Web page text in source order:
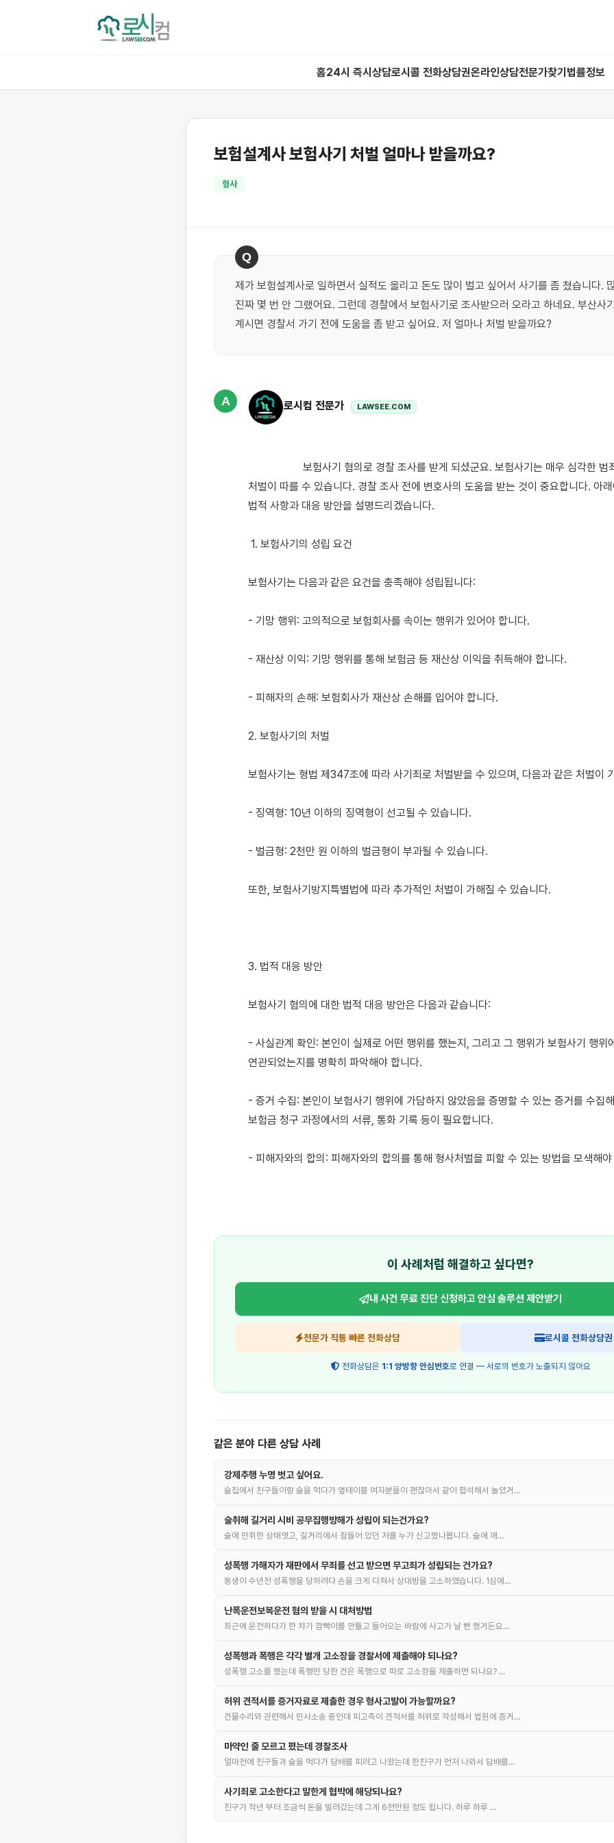
홈24시 즉시상담로시콜 전화상담권온라인상담전문가찾기 법률정보
보험설계사 보험사기 처벌 얼마나 받을까요?
형사
Q
제가 보험설계사로 일하면서 실적도 올리고 돈도 많이 벌고 싶어서 사기를 좀 쳤습니다.
진짜 몇 번 안 그랬어요. 그런데 경찰에서 보험사기로 조사받으러 오라고 하네요. 부산사
계시면 경찰서 가기 전에 도움을 좀 받고 싶어요. 저 얼마나 처벌 받을까요?
A 로시컴 전문가 LAWSEE.COM
처벌이 따를 수 있습니다. 경찰 조사 전에 변호사의 도움을 받는 것이 중요합니다. 아
법적 사항과 대응 방안을 설명드리겠습니다.
보험사기는 다음과 같은 요건을 충족해야 성립됩니다:
- 기망 행위: 고의적으로 보험회사를 속이는 행위가 있어야 합니다.
- 재산상 이익: 기망 행위를 통해 보험금 등 재산상 이익을 취득해야 합니다.
- 피해자의 손해: 보험회사가 재산상 손해를 입어야 합니다.
2. 보험사기의 처벌
보험사기는 형법 제347조에 따라 사기죄로 처벌받을 수 있으며, 다음과 같은 처벌이
- 징역형: 10년 이하의 징역형이 선고될 수 있습니다.
- 벌금형: 2천만 원 이하의 벌금형이 부과될 수 있습니다.
또한, 보험사기방지특별법에 따라 추가적인 처벌이 가해질 수 있습니다.
3. 법적 대응 방안
보험사기 혐의에 대한 법적 대응 방안은 다음과 같습니다:
- 사실관계 확인: 본인이 실제로 어떤 행위를 했는지, 그리고 그 행위가 보험사기 행위
연관되었는지를 명확히 파악해야 합니다.
- 증거 수집: 본인이 보험사기 행위에 가담하지 않았음을 증명할 수 있는 증거를 수집
보험금 청구 과정에서의 서류, 통화 기록 등이 필요합니다.
- 피해자와의 합의: 피해자와의 합의를 통해 형사처벌을 피할 수 있는 방법을 모색해
이 사례처럼 해결하고 싶다면?
내 사건 무료 진단 신청하고안심 솔루션 제안받기
전문가 직통 빠른 전화상담 로시콜 전화상담권
전화상담은 1:1 양방향 안심번호로 연결 — 서로의 번호가 노출되지 않아요
같은 분야 다른 상담 사례
강제추행 누명 벗고 싶어요.
술집에서 친구들이랑 술을 먹다가 옆테이블 여자분들이 괜찮아서 같이 합석해서 놀았거…
술취해 길거리 시비 공무집행방해가 성립이 되는건가요?
술에 만취한 상태엿고, 길거리에서 잠들어 있던 저를 누가 신고했나봅니다. 술에 깨…
성폭행 가해자가 재판에서 무죄를 선고 받으면 무고죄가 성립되는 건가요?
동생이 수년전 성폭행을 당하려다 손을 크게 다쳐서 상대방을 고소하였습니다. 1심에…
난폭운전보복운전 혐의 받을 시 대처방법
최근에 운전하다가 한 차가 깜빡이를 안틀고 들어오는 바람에 사고가 날 뻔 했거든요…
성폭행과 폭행은 각각 별개 고소장을 경찰서에 제출해야 되나요?
성폭행 고소를 했는데 폭행만 당한 건은 폭행으로 따로 고소장을 제출하면 되나요? …
허위 견적서를 증거자료로 제출한 경우 형사고발이 가능할까요?
건물수리와 관련해서 민사소송 중인데 피고측이 견적서를 허위로 작성해서 법원에 증거…
마약인 줄 모르고 폈는데 경찰조사
얼마전에 친구들과 술을 먹다가 담배를 피려고 나왔는데 한친구가 먼저 나와서 담배를…
사기죄로 고소한다고 말한게 협박에 해당되나요?
친구가 작년 부터 조금씩 돈을 빌려갔는데 그게 6천만원 정도 됩니다. 하루 하루 …